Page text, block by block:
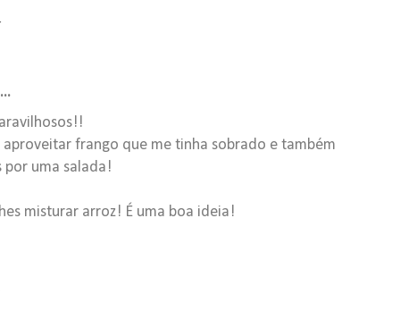
frango que me tinha sobrado e também
por uma salada!
misturar arroz! É uma boa ideia!